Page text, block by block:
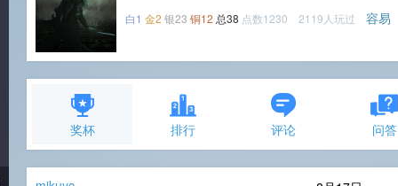
白1 金2 银23 铜12 总38 点数1230 2119人玩过 容易
奖杯 排行 评论 问答